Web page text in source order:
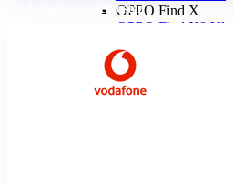
OPPO Find X
OPPO Find X9 Ultra
OPPO A6x 5G
OPPO A6 5G
OPPO A40
Laagste toestelkosten